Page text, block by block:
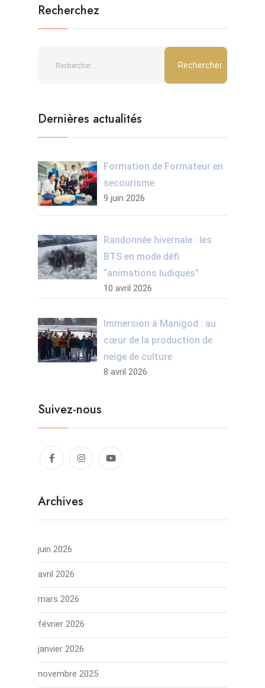
Recherchez
Dernières actualités
Formation de Formateur en
secourisme
9 juin 2026
Randonnée hivernale : les
BTS en mode défi
“animations ludiques”
10 avril 2026
Immersion à Manigod : au
cœur de la production de
neige de culture
8 avril 2026
Suivez-nous
Archives
juin 2026
avril 2026
mars 2026
février 2026
janvier 2026
novembre 2025